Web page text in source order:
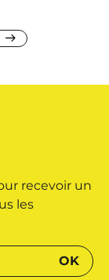
recevoir un
les